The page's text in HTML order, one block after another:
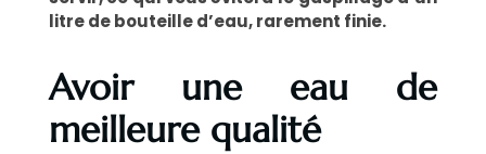
litre de bouteille d’eau, rarement finie.
Avoir une eau de
meilleure qualité